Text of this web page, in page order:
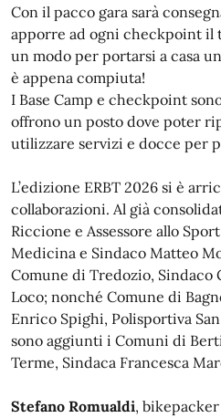
Con il pacco gara sarà
apporre ad ogni checkpoint il
un modo per portarsi a casa
è appena compiuta!
I Base Camp e checkpoint
offrono un posto dove poter
utilizzare servizi e docce per
L’edizione ERBT 2026 si è
collaborazioni. Al già
Riccione e Assessore allo
Medicina e Sindaco Matteo
Comune di Tredozio, Sindaco
Loco; nonché Comune di
Enrico Spighi, Polisportiva
sono aggiunti i Comuni di
Terme, Sindaca Francesca
Stefano Romualdi,